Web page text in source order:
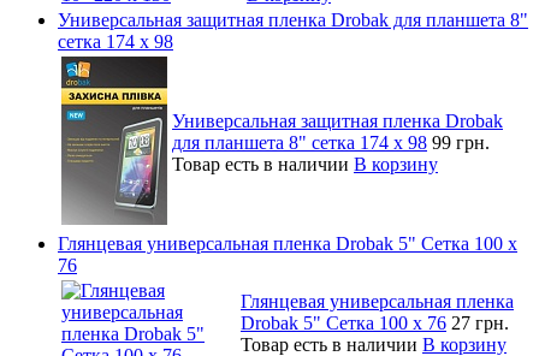
Универсальная защитная пленка Drobak для планшета 8"
сетка 174 x 98
Универсальная защитная пленка Drobak
для планшета 8" сетка 174 x 98 99 грн.
Товар есть в наличии В корзину
Глянцевая универсальная пленка Drobak 5" Сетка 100 x
76
Глянцевая универсальная пленка
Drobak 5" Сетка 100 x 76 27 грн.
Товар есть в наличии В корзину